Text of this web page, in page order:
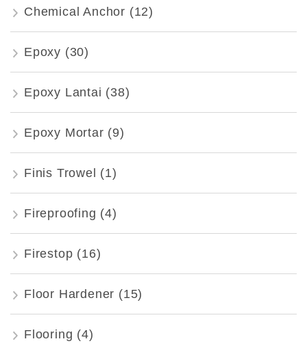
Chemical Anchor (12)
Epoxy (30)
Epoxy Lantai (38)
Epoxy Mortar (9)
Finis Trowel (1)
Fireproofing (4)
Firestop (16)
Floor Hardener (15)
Flooring (4)